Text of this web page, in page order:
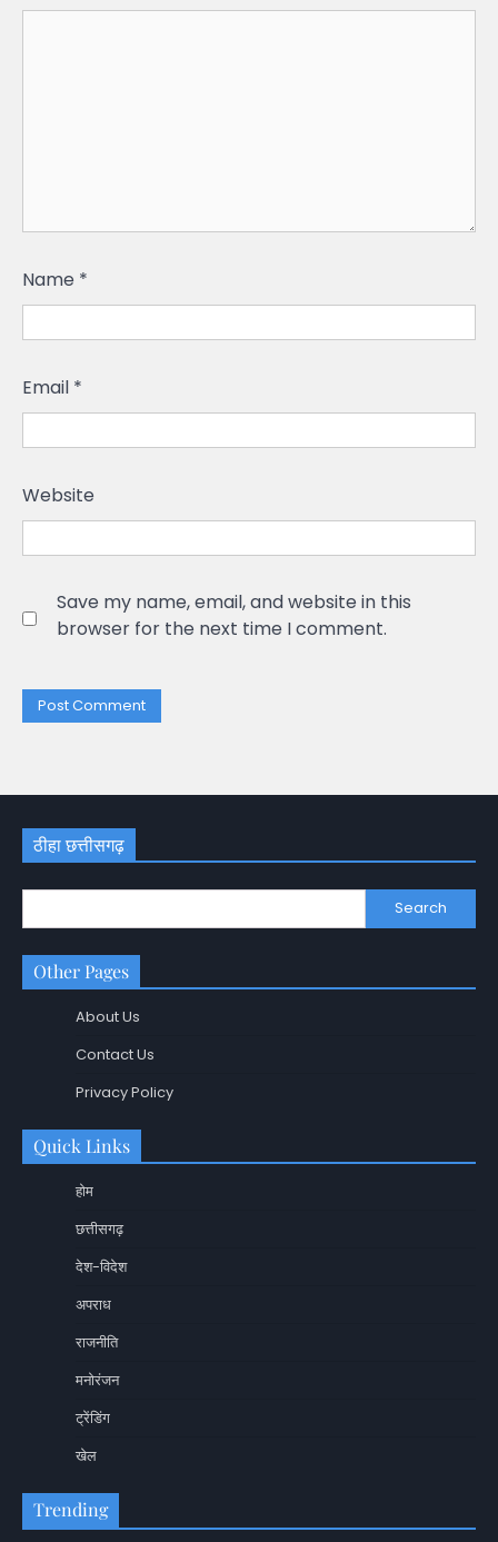
Name *
Email *
Website
Save my name, email, and website in this
browser for the next time I comment.
ठीहा छत्तीसगढ़
Search
Other Pages
About Us
Contact Us
Privacy Policy
Quick Links
होम
छत्तीसगढ़
देश-विदेश
अपराध
राजनीति
मनोरंजन
ट्रेंडिंग
खेल
Trending